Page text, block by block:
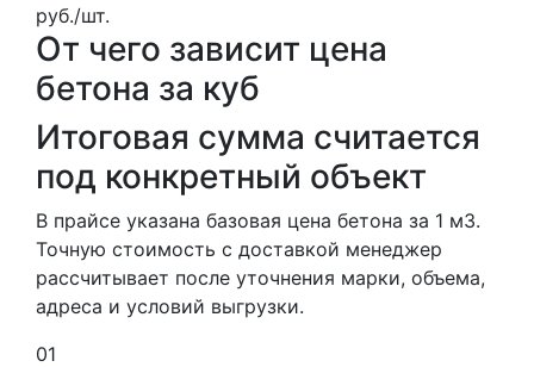
руб./шт.
От чего зависит цена
бетона за куб
Итоговая сумма считается
под конкретный объект
В прайсе указана базовая цена бетона за 1 м3.
Точную стоимость с доставкой менеджер
рассчитывает после уточнения марки, объема,
адреса и условий выгрузки.
01